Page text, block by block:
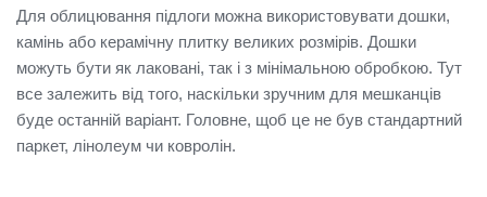
Для облицювання підлоги можна використовувати дошки,
камінь або керамічну плитку великих розмірів. Дошки
можуть бути як лаковані, так і з мінімальною обробкою. Тут
все залежить від того, наскільки зручним для мешканців
буде останній варіант. Головне, щоб це не був стандартний
паркет, лінолеум чи ковролін.